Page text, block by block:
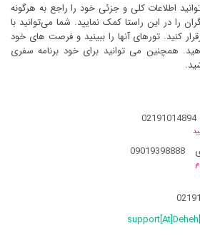
اطلاعات کلی و جزئی خود را راجع به هرگونه
را در این راستا کمک نمایید. شما می‌توانید با
کنید. تورهای آنها را ببینید و فرصت های خود
همچنین می توانید برای خود برنامه سفری
02191014894
09019398888